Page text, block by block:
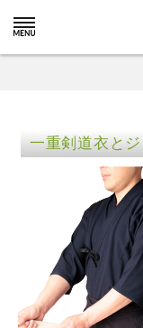
一重剣道衣と